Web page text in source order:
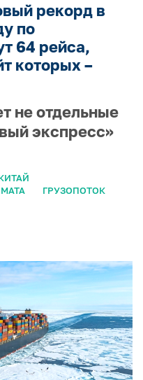
рекорд в
по
64 рейса,
которых –
не отдельные
экспресс»
ГРУЗОПОТОК